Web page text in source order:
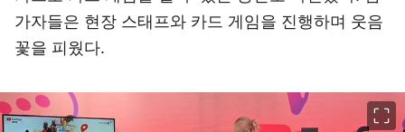
가자들은 현장 스태프와 카드 게임을 진행하며 웃음
꽃을 피웠다.